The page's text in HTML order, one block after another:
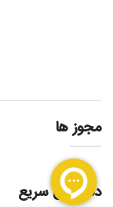
مجوز ها
دسترسی سریع